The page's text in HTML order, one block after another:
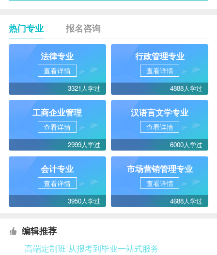
热门专业 报名咨询
法律专业
查看详情
3321人学过
行政管理专业
查看详情
4888人学过
工商企业管理
查看详情
2999人学过
汉语言文学专业
查看详情
6000人学过
会计专业
查看详情
3950人学过
市场营销管理专业
查看详情
4688人学过
编辑推荐
高端定制班 从报考到毕业一站式服务